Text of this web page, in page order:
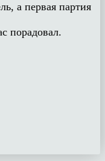
а первая партия
порадовал.